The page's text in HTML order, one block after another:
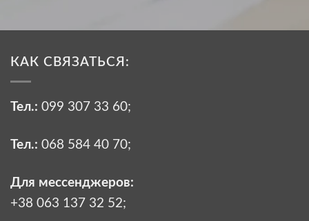
КАК СВЯЗАТЬСЯ:
Тел.: 099 307 33 60;
Тел.: 068 584 40 70;
Для мессенджеров:
+38 063 137 32 52;